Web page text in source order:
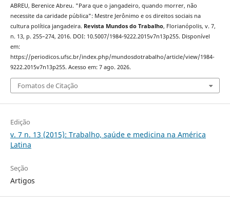
ABREU, Berenice Abreu. "Para que o jangadeiro, quando morrer, não
necessite da caridade pública": Mestre Jerônimo e os direitos sociais na
cultura política jangadeira. Revista Mundos do Trabalho, Florianópolis, v. 7,
n. 13, p. 255–274, 2016. DOI: 10.5007/1984-9222.2015v7n13p255. Disponível
em:
https://periodicos.ufsc.br/index.php/mundosdotrabalho/article/view/1984-
9222.2015v7n13p255. Acesso em: 7 ago. 2026.
Fomatos de Citação
Edição
v. 7 n. 13 (2015): Trabalho, saúde e medicina na América
Latina
Seção
Artigos